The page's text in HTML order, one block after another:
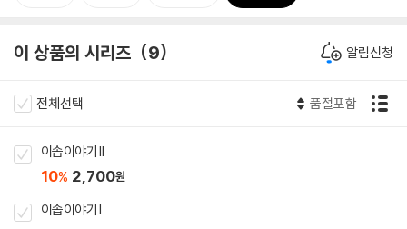
이 상품의 시리즈 9 알림신청
전체선택 품절포함
이솝이야기 II
10% 2,700원
이솝이야기 I